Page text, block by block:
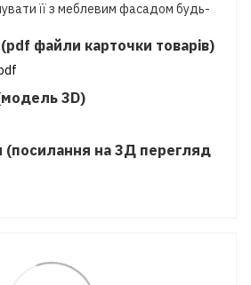
її з меблевим фасадом будь-
файли карточки товарів)
3D)
на 3Д перегляд